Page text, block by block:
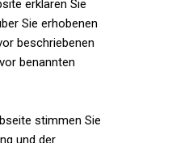
erklären Sie
Sie erhobenen
beschriebenen
benannten
stimmen Sie
und der